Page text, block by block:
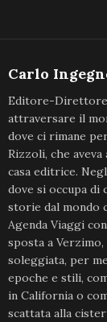
Carlo
Editore-Direttore
attraversare il
dove ci rimane
Rizzoli, che
casa editrice.
dove si occupa di
storie dal mondo
Agenda Viaggi
sposta a Verzimo,
soleggiata, per
epoche e stili,
in California o
scattata alla